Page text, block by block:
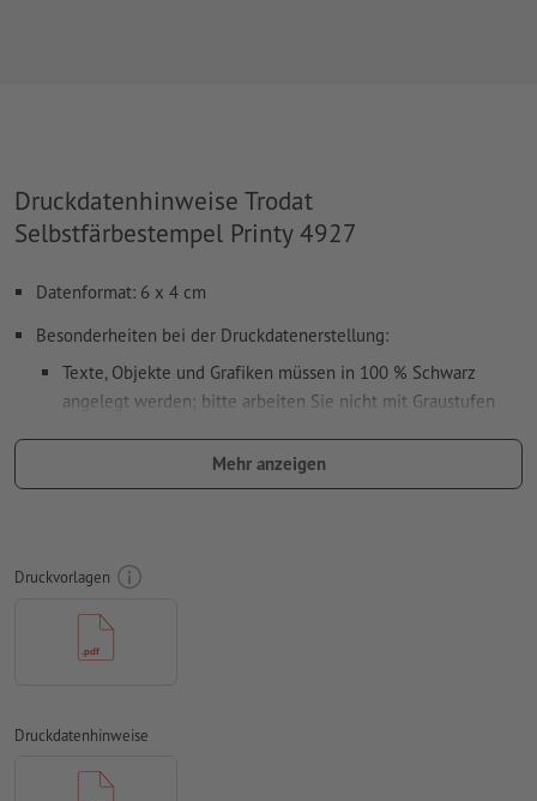
Druckdatenhinweise Trodat
Selbstfärbestempel Printy 4927
Datenformat: 6 x 4 cm
Besonderheiten bei der Druckdatenerstellung:
Texte, Objekte und Grafiken müssen in 100 % Schwarz
angelegt werden; bitte arbeiten Sie nicht mit Graustufen
verwenden Sie keine Effekte wie Schatten, Verläufe, Raster,
Unser Tipp:
Verdana oder Helvetica für einen optimalen Abdruck
Abstand Motiv zum Endformat: mindestens 1 mm
Auflösung:600 dpi
Mehr anzeigen
Druckvorlagen
Druckdatenhinweise